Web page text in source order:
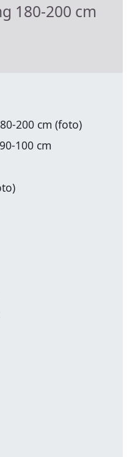
180-200 cm
200 cm (foto)
100 cm